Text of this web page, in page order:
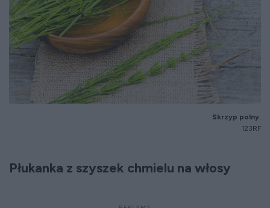
Skrzyp polny.
123RF
Płukanka z szyszek chmielu na włosy